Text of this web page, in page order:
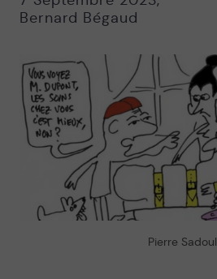
Bernard Bégaud
Pierre Sadoul